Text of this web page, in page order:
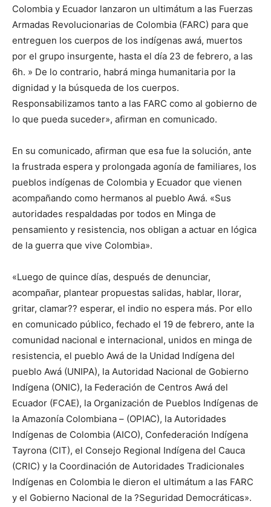
Colombia y Ecuador lanzaron un ultimátum a las Fuerzas
Armadas Revolucionarias de Colombia (FARC) para que
entreguen los cuerpos de los indígenas awá, muertos
por el grupo insurgente, hasta el día 23 de febrero, a las
6h. » De lo contrario, habrá minga humanitaria por la
dignidad y la búsqueda de los cuerpos.
Responsabilizamos tanto a las FARC como al gobierno de
lo que pueda suceder», afirman en comunicado.
En su comunicado, afirman que esa fue la solución, ante
la frustrada espera y prolongada agonía de familiares, los
pueblos indígenas de Colombia y Ecuador que vienen
acompañando como hermanos al pueblo Awá. «Sus
autoridades respaldadas por todos en Minga de
pensamiento y resistencia, nos obligan a actuar en lógica
de la guerra que vive Colombia».
«Luego de quince días, después de denunciar,
acompañar, plantear propuestas salidas, hablar, llorar,
gritar, clamar?? esperar, el indio no espera más. Por ello
en comunicado público, fechado el 19 de febrero, ante la
comunidad nacional e internacional, unidos en minga de
resistencia, el pueblo Awá de la Unidad Indígena del
pueblo Awá (UNIPA), la Autoridad Nacional de Gobierno
Indígena (ONIC), la Federación de Centros Awá del
Ecuador (FCAE), la Organización de Pueblos Indígenas de
la Amazonía Colombiana – (OPIAC), la Autoridades
Indígenas de Colombia (AICO), Confederación Indígena
Tayrona (CIT), el Consejo Regional Indígena del Cauca
(CRIC) y la Coordinación de Autoridades Tradicionales
Indígenas en Colombia le dieron el ultimátum a las FARC
y el Gobierno Nacional de la ?Seguridad Democráticas».